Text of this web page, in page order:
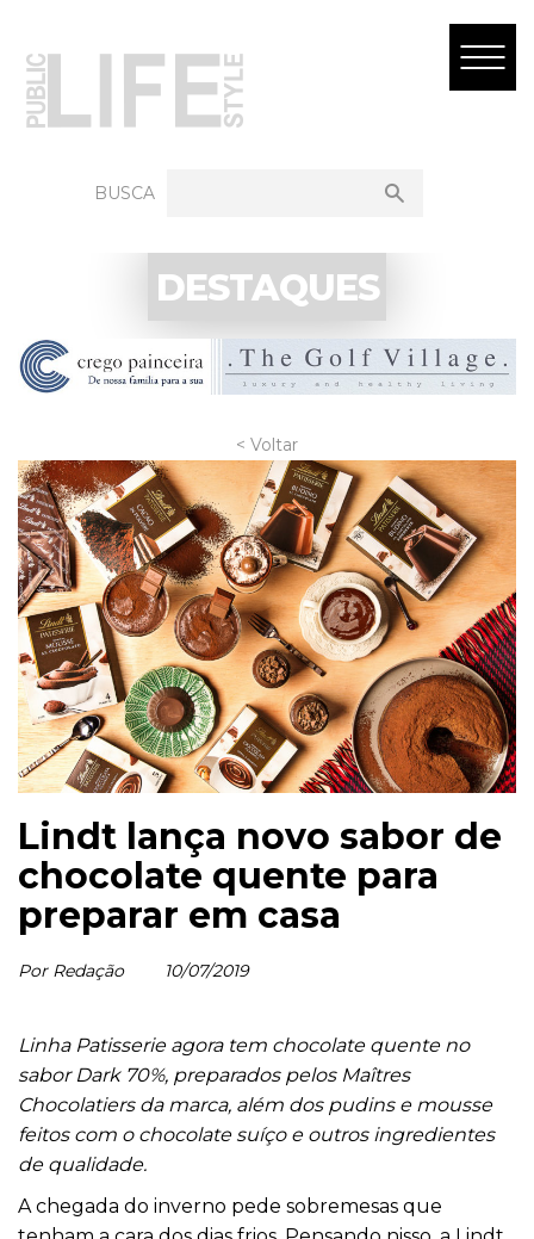
BUSCA
DESTAQUES
< Voltar
Lindt lança novo sabor de
chocolate quente para
preparar em casa
Por Redação 10/07/2019
Linha Patisserie agora tem chocolate quente no
sabor Dark 70%, preparados pelos Maîtres
Chocolatiers da marca, além dos pudins e mousse
feitos com o chocolate suíço e outros ingredientes
de qualidade.
A chegada do inverno pede sobremesas que